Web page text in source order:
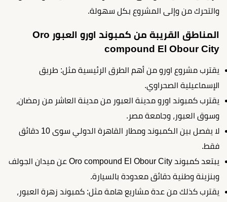
والتحرك من وإلى المشروع بكل سهولة.
المناطق القريبة من كمبوند اورو العبور Oro
compound El Obour City
يقترب مشروع اورو من أهم الطرق الرئيسية مثل: طريق
الإسماعيلية الصحراوي.
يقترب كمبوند اورو مدينة العبور من مدينة العاشر من رمضان،
وسوق العبور، وجامعة مصر.
لا يفصل بين الكمبوند ومطار القاهرة الدولي سوى 10 دقائق
فقط.
يبتعد كمبوند Oro compound El Obour City عن ميدان الجولف
وبنزينة وطنية دقائق معدودة بالسيارة.
يقترب كذلك من عدة مشاريع هامة مثل: كمبوند زهرة العبور،